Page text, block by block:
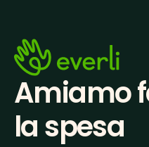
Amiamo
la spesa